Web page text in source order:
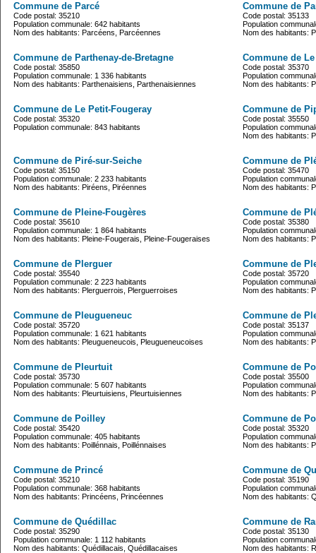
Commune de Parcé
Code postal: 35210
Population communale: 642 habitants
Nom des habitants: Parcéens, Parcéennes
Commune de
Code postal: 35133
Population
Nom des habitants:
Commune de Parthenay-de-Bretagne
Code postal: 35850
Population communale: 1 336 habitants
Nom des habitants: Parthenaisiens, Parthenaisiennes
Commune de
Code postal: 35370
Population
Nom des habitants:
Commune de Le Petit-Fougeray
Code postal: 35320
Population communale: 843 habitants
Commune de
Code postal: 35550
Population
Nom des habitants:
Commune de Piré-sur-Seiche
Code postal: 35150
Population communale: 2 233 habitants
Nom des habitants: Piréens, Piréennes
Commune de
Code postal: 35470
Population
Nom des habitants:
Commune de Pleine-Fougères
Code postal: 35610
Population communale: 1 864 habitants
Nom des habitants: Pleine-Fougerais, Pleine-Fougeraises
Commune de
Code postal: 35380
Population
Nom des habitants:
Commune de Plerguer
Code postal: 35540
Population communale: 2 223 habitants
Nom des habitants: Plerguerrois, Plerguerroises
Commune de
Code postal: 35720
Population
Nom des habitants:
Commune de Pleugueneuc
Code postal: 35720
Population communale: 1 621 habitants
Nom des habitants: Pleugueneucois, Pleugueneucoises
Commune de
Code postal: 35137
Population
Nom des habitants:
Commune de Pleurtuit
Code postal: 35730
Population communale: 5 607 habitants
Nom des habitants: Pleurtuisiens, Pleurtuisiennes
Commune de
Code postal: 35500
Population
Nom des habitants:
Commune de Poilley
Code postal: 35420
Population communale: 405 habitants
Nom des habitants: Poillénnais, Poillénnaises
Commune de
Code postal: 35320
Population
Nom des habitants:
Commune de Princé
Code postal: 35210
Population communale: 368 habitants
Nom des habitants: Princéens, Princéennes
Commune de
Code postal: 35190
Population
Nom des habitants:
Commune de Quédillac
Code postal: 35290
Population communale: 1 112 habitants
Nom des habitants: Quédillacais, Quédillacaises
Commune de
Code postal: 35130
Population
Nom des habitants: